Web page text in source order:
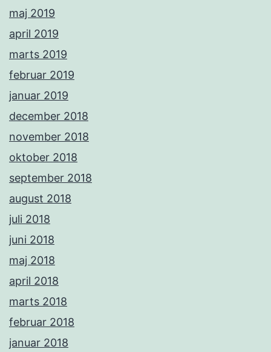
maj 2019
april 2019
marts 2019
februar 2019
januar 2019
december 2018
november 2018
oktober 2018
september 2018
august 2018
juli 2018
juni 2018
maj 2018
april 2018
marts 2018
februar 2018
januar 2018